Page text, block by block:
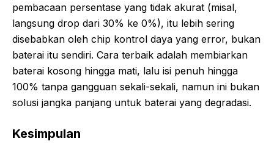
pembacaan persentase yang tidak akurat (misal,
langsung drop dari 30% ke 0%), itu lebih sering
disebabkan oleh chip kontrol daya yang error, bukan
baterai itu sendiri. Cara terbaik adalah membiarkan
baterai kosong hingga mati, lalu isi penuh hingga
100% tanpa gangguan sekali-sekali, namun ini bukan
solusi jangka panjang untuk baterai yang degradasi.
Kesimpulan